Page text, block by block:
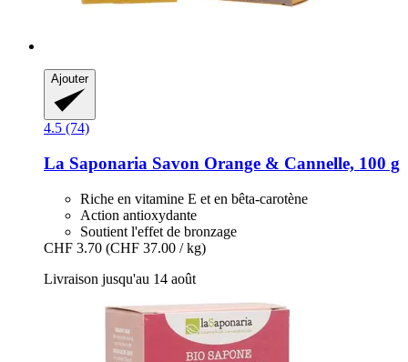
Ajouter
4.5 (74)
La Saponaria Savon Orange & Cannelle, 100 g
Riche en vitamine E et en bêta-carotène
Action antioxydante
Soutient l'effet de bronzage
CHF 3.70 (CHF 37.00 / kg)
Livraison jusqu'au 14 août